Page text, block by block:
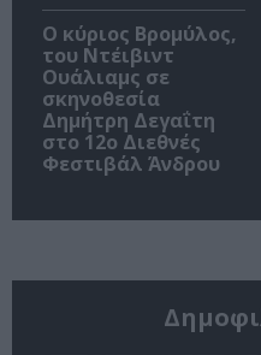
O κύριος Βρομύλος,
του Ντέιβιντ
Ουάλιαμς σε
σκηνοθεσία
Δημήτρη Δεγαΐτη
στο 12ο Διεθνές
Φεστιβάλ Άνδρου